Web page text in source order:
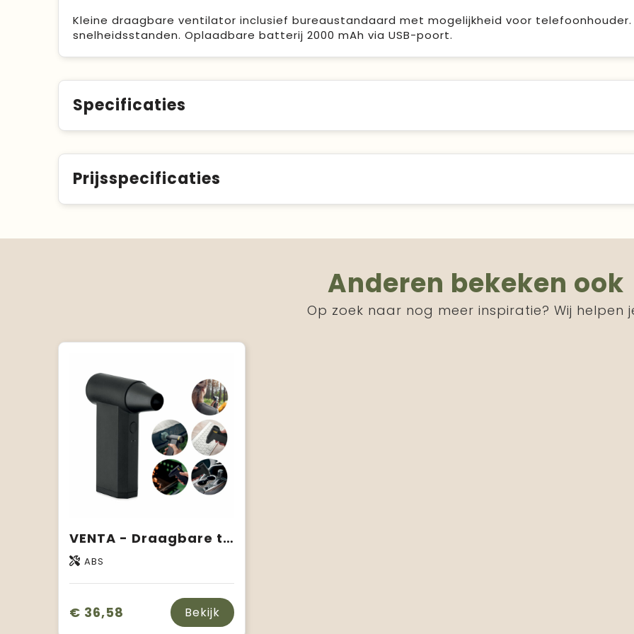
Kleine draagbare ventilator inclusief bureaustandaard met mogelijkheid voor telefoonhouder.
snelheidsstanden. Oplaadbare batterij 2000 mAh via USB-poort.
Specificaties
Prijsspecificaties
Anderen bekeken ook
Op zoek naar nog meer inspiratie? Wij helpen
VENTA - Draagbare turboventilator
ABS
€ 36,58 Bekijk